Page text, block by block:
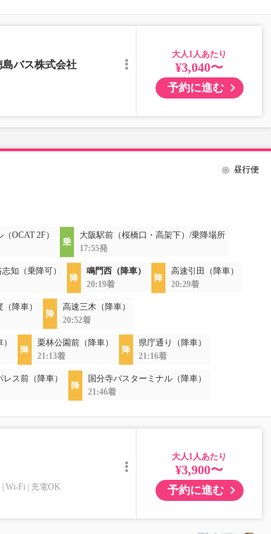
バス株式会社
大人
¥3,040〜
予約に進む
昼行便
OCAT 2F）
大阪駅前（桜橋口・高架下）/乗降場所
17:55発
知（乗降可）
鳴門西（降車）
20:19着
高速引田（降車）
20:29着
降車）
高速三木（降車）
20:52着
栗林公園前（降車）
21:13着
県庁通り（降車）
21:16着
ス前（降車）
国分寺バスターミナル（降車）
21:46着
Wi-Fi 充電OK
大人
¥3,900〜
予約に進む